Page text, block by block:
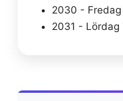
2030 -
2031 - Lördag